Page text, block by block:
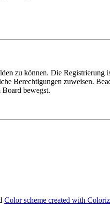
zu können. Die
Berechtigungen zuweisen.
bewegst.
Color scheme created with